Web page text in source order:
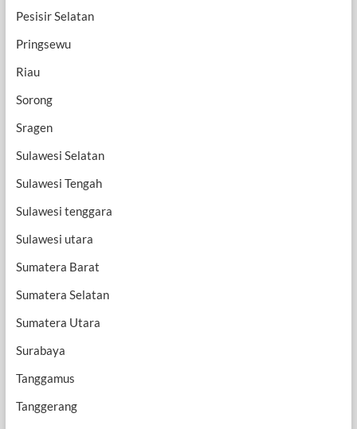
Pesisir Selatan
Pringsewu
Riau
Sorong
Sragen
Sulawesi Selatan
Sulawesi Tengah
Sulawesi tenggara
Sulawesi utara
Sumatera Barat
Sumatera Selatan
Sumatera Utara
Surabaya
Tanggamus
Tanggerang